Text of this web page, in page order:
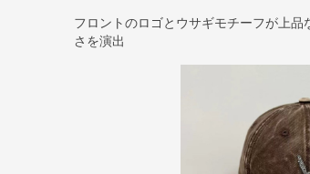
フロントのロゴとウサギモチーフが上
さを演出